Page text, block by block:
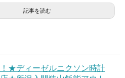
記事を読む
★ディーゼルニクソン時計